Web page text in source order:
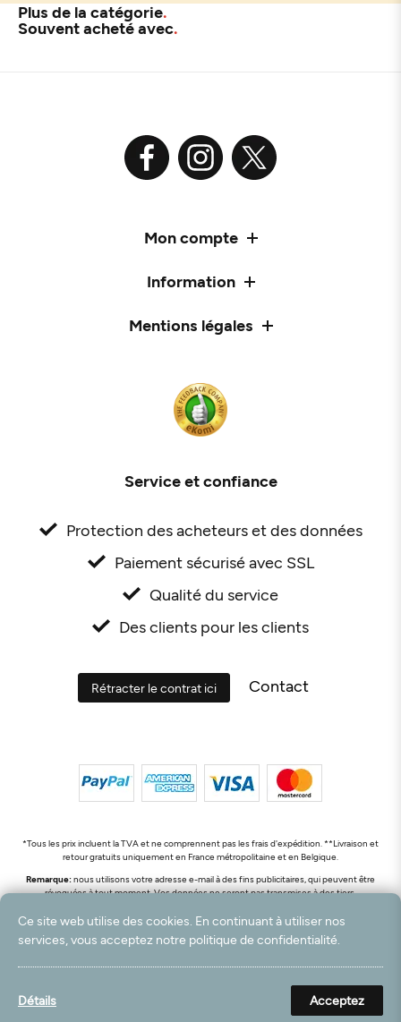
Plus de la catégorie
Souvent acheté avec
Mon compte
Information
Mentions légales
Service et confiance
Protection des acheteurs et des données
Paiement sécurisé avec SSL
Qualité du service
Des clients pour les clients
Rétracter le contrat ici Contact
*Tous les prix incluent la TVA et ne comprennent pas les frais d'expédition. **Livraison et
retour gratuits uniquement en France métropolitaine et en Belgique.
Remarque:nous utilisons votre adresse e-mail à des fins publicitaires, qui peuvent être
révoquées à tout moment. Vos données ne seront pas transmises à des tiers.
© 2003 - 2026 Rudolf Hossdorf Teppichhandel e.K. / Tous droits réservés. powered by
createyourtemplate
Ce site web utilise des cookies. En continuant à utiliser nos
services, vous acceptez notre politique de confidentialité.
Détails Acceptez